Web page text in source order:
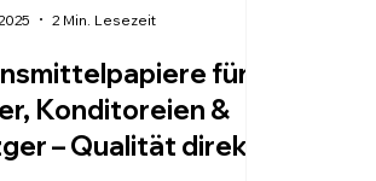
für
Konditoreien &
– Qualität direkt
2 Min. Lesezeit